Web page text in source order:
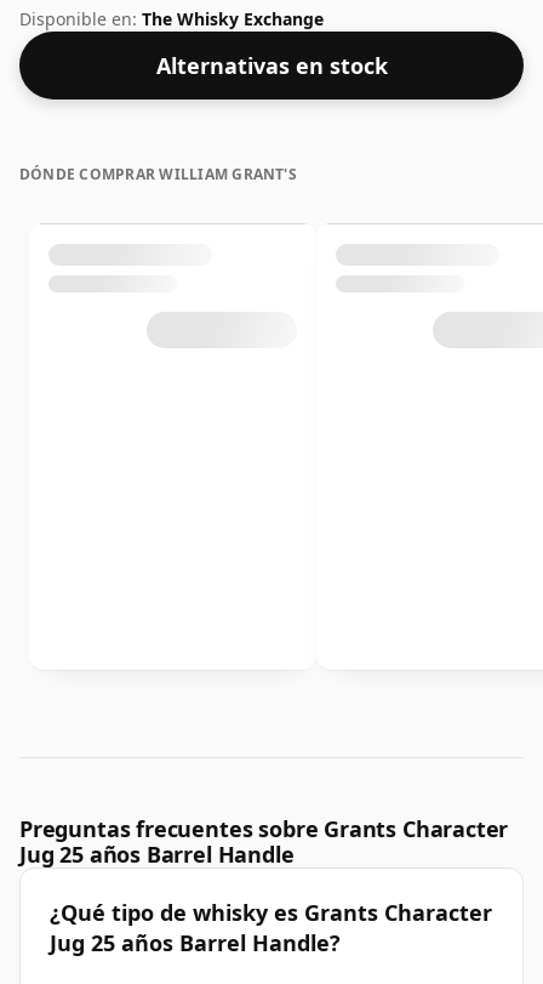
de 70 cl, tiene una concentración bastante normal del
40%.
Disponible en: The Whisky Exchange
Alternativas en stock
DÓNDE COMPRAR WILLIAM GRANT'S
Preguntas frecuentes sobre Grants Character
Jug 25 años Barrel Handle
¿Qué tipo de whisky es Grants Character
Jug 25 años Barrel Handle?